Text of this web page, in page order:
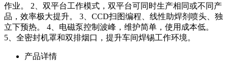
作业。 2、双平台工作模式，双平台可同时生产相同或不同产
品，效率极大提升。 3、CCD扫图编程、线性助焊剂喷头、独
立下预热。 4、电磁泵控制波峰，维护简单，使用成本低。
5、全密封机罩和双排烟口，提升车间焊锡工作环境。
产品详情